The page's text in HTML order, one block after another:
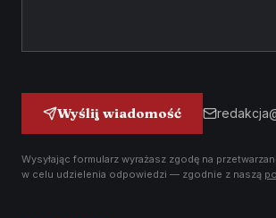
Wyślij wiadomość
Wysyłając formularz wyrażasz zgodę na
w celu udzielenia odpowiedzi — zgodnie z naszą